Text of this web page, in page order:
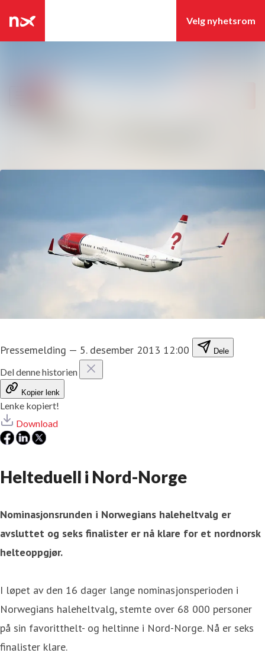
Pressemelding — 5. desember 2013 12:00 Dele
Del denne historien
Kopier lenk
Lenke kopiert!
Download
Helteduell i Nord-Norge
Nominasjonsrunden i Norwegians haleheltvalg er
avsluttet og seks finalister er nå klare for et nordnorsk
helteoppgjør.
I løpet av den 16 dager lange nominasjonsperioden i
Norwegians haleheltvalg, stemte over 68 000 personer
på sin favoritthelt- og heltinne i Nord-Norge. Nå er seks
finalister klare.